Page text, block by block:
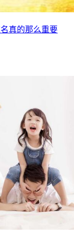
真的那么重要